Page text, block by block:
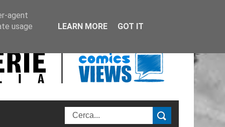
agent
usage
LEARN MORE GOT IT